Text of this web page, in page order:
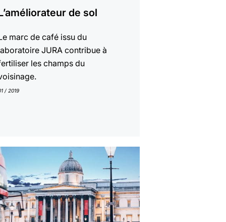
de sol
marc de café issu du
JURA contribue à
les champs du
/ 2019